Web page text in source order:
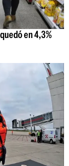
en 4,3%